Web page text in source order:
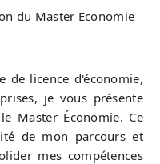
du Master Economie
de licence d'économie,
je vous présente
Master Économie. Ce
de mon parcours et
mes compétences